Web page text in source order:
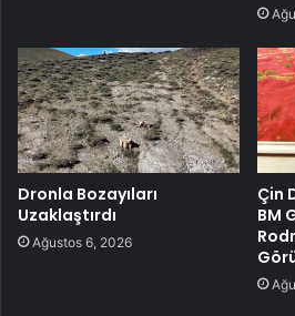
Dronla Bozayıları
Uzaklaştırdı
Ağustos 6, 2026
Çin
BM